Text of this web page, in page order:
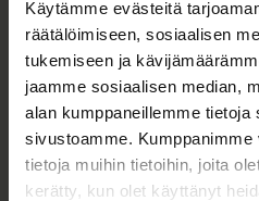
Käytämme evästeitä
räätälöimiseen, sosiaalisen
tukemiseen ja
jaamme sosiaalisen median,
alan kumppaneillemme tietoja
sivustoamme. Kumppanimme
tietoja muihin tietoihin, joita
kerätty, kun olet käyttänyt
2.6.2026 11:00
hyvinvoiva työelämä on